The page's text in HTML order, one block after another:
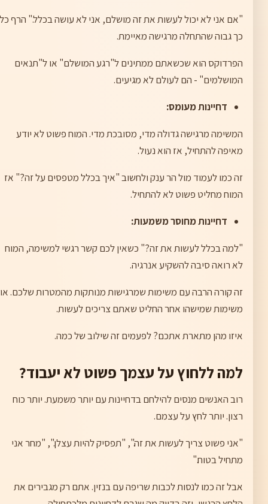
"אם אני לא יכול לעשות את זה מושלם, אני לא עושה בכלל." הרף
כך גבוה שהתחלה מרגישה מאיימת.
הפרדוקס הוא שכשאתם ממתינים ל"רגע המושלם" או ל"תנאים
המושלמים" - הם לעולם לא מגיעים.
דחיינות מעומס:
המשימה מרגישה גדולה מדי, מסובכת מדי. המוח פשוט לא יודע
מאיפה להתחיל, אז הוא נעול.
זה כמו לעמוד מול הר ענק ולחשוב "איך בכלל מטפסים על זה?" אז
המוח מחליט פשוט לא להתחיל.
דחיינות מחוסר משמעות:
"למה בכלל לעשות את זה?" כשאין לכם קשר רגשי למשימה, המוח
לא רואה סיבה להשקיע אנרגיה.
זה קורה הרבה עם משימות שמרגישות מנותקות מהמטרות שלכם. או
משימות שמישהו אחר החליט שאתם צריכים לעשות.
איזו מהן מתארת אתכם? לפעמים זה שילוב של כמה.
למה ללחוץ על עצמך פשוט לא יעבוד?
רוב האנשים מנסים להילחם בדחיינות עם יותר משמעת. יותר כוח
רצון. יותר לחץ על עצמם.
"אני פשוט צריך לעשות את זה.", "תפסיק להיות עצלן.", "מחר אני
מתחיל בטוח."
אבל זה כמו לנסות לכבות שריפה עם בנזין. אתם רק מגבירים את